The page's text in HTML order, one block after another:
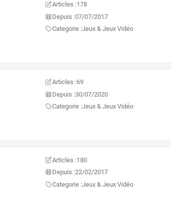
Articles :178
Depuis :07/07/2017
Categorie :Jeux & Jeux Vidéo
Articles :69
Depuis :30/07/2020
Categorie :Jeux & Jeux Vidéo
Articles :180
Depuis :22/02/2017
Categorie :Jeux & Jeux Vidéo